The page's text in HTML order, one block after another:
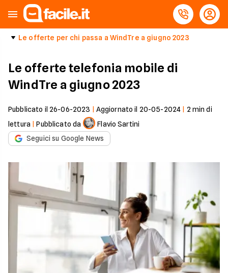
Le offerte per chi passa a WindTre a giugno 2023
Le offerte telefonia mobile di
WindTre a giugno 2023
Pubblicato il 26-06-2023 Aggiornato il 20-05-2024 2 min di
lettura |Pubblicato da
Flavio Sartini
Seguici su Google News